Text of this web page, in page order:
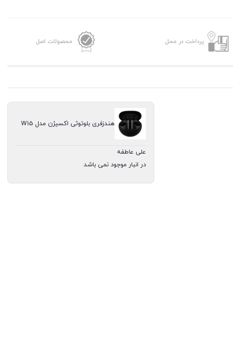
پرداخت در محل محصولات اصل
هندزفری بلوتوثی اکسیژن مدل W15
علی عاطفه
در انبار موجود نمی باشد